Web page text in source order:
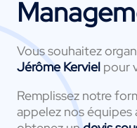
Vous souhaitez
Jérôme Kerviel pour
Remplissez notre
appelez nos équipes